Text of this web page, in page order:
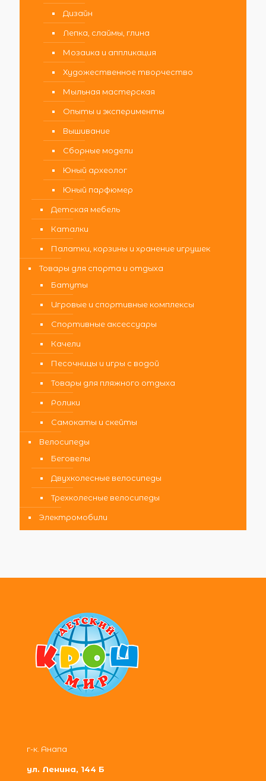
Дизайн
Лепка, слаймы, глина
Мозаика и аппликация
Художественное творчество
Мыльная мастерская
Опыты и эксперименты
Вышивание
Сборные модели
Юный археолог
Юный парфюмер
Детская мебель
Каталки
Палатки, корзины и хранение игрушек
Товары для спорта и отдыха
Батуты
Игровые и спортивные комплексы
Спортивные аксессуары
Качели
Песочницы и игры с водой
Товары для пляжного отдыха
Ролики
Самокаты и скейты
Велосипеды
Беговелы
Двухколесные велосипеды
Трехколесные велосипеды
Электромобили
г-к. Анапа
ул. Ленина, 144 Б